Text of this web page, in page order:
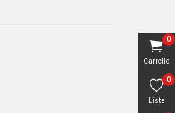
Carrello
0
Lista
0